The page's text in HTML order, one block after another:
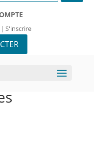
S'inscrire